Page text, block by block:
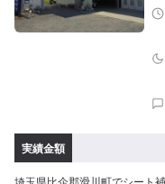
実績金額
埼玉県比企郡滑川町でシート